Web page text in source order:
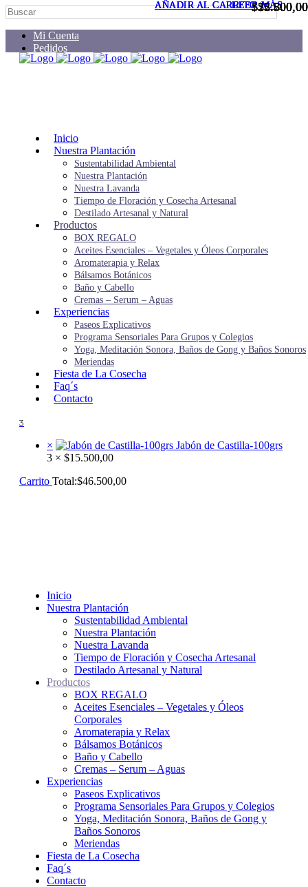
Mi Cuenta
Pedidos
Carrito
Inicio
Nuestra Plantación
Sustentabilidad Ambiental
Nuestra Plantación
Nuestra Lavanda
Tiempo de Floración y Cosecha Artesanal
Destilado Artesanal y Natural
Productos
BOX REGALO
Aceites Esenciales – Vegetales y Óleos Corporales
Aromaterapia y Relax
Bálsamos Botánicos
Baño y Cabello
Cremas – Serum – Aguas
Experiencias
Paseos Explicativos
Programa Sensoriales Para Grupos y Colegios
Yoga, Meditación Sonora, Baños de Gong y Baños Sonoros
Meriendas
Fiesta de La Cosecha
Faq´s
Contacto
3
×
Jabón de Castilla-100grs
3 × $15.500,00
Carrito Total:$46.500,00
Inicio
Nuestra Plantación
Sustentabilidad Ambiental
Nuestra Plantación
Nuestra Lavanda
Tiempo de Floración y Cosecha Artesanal
Destilado Artesanal y Natural
Productos
BOX REGALO
Aceites Esenciales – Vegetales y Óleos
Corporales
Aromaterapia y Relax
Bálsamos Botánicos
Baño y Cabello
Cremas – Serum – Aguas
Experiencias
Paseos Explicativos
Programa Sensoriales Para Grupos y Colegios
Yoga, Meditación Sonora, Baños de Gong y
Baños Sonoros
Meriendas
Fiesta de La Cosecha
Faq´s
Contacto
LEER MÁS
LEER MÁS
LEER MÁS
LEER MÁS
$7.500,00
AÑADIR AL CARRITO
$15.500,00
AÑADIR AL CARRITO
$22.700,00
AÑADIR AL CARRITO
$16.800,00
AÑADIR AL CARRITO